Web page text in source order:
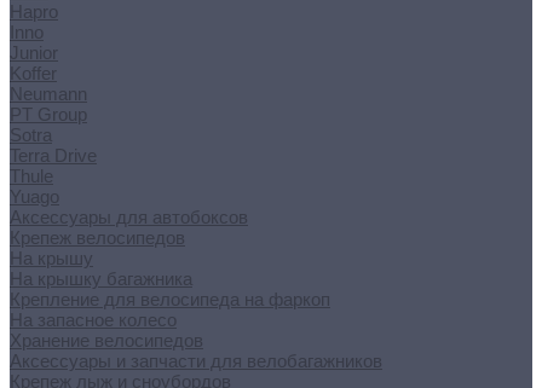
Hapro
Inno
Junior
Koffer
Neumann
PT Group
Sotra
Terra Drive
Thule
Yuago
Аксессуары для автобоксов
Крепеж велосипедов
На крышу
На крышку багажника
Крепление для велосипеда на фаркоп
На запасное колесо
Хранение велосипедов
Аксессуары и запчасти для велобагажников
Крепеж лыж и сноубордов